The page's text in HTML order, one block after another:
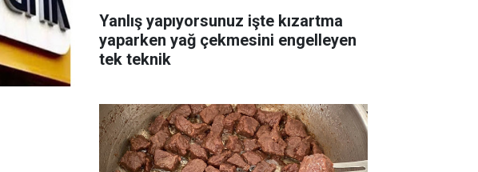
Yanlış yapıyorsunuz işte kızartma
yaparken yağ çekmesini engelleyen
tek teknik